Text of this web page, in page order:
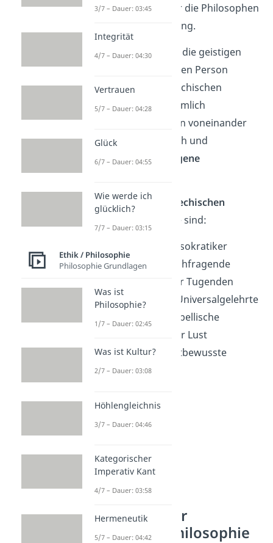
Lebensweise, waren für die Philosophen
der Antike von Bedeutung.
Dabei ist es unmöglich, die geistigen
Erfolge nur einer einzigen Person
zuzuschreiben. Die griechischen
Philosophenbauten
nämlich
aufeinander auf
, lernten voneinander
oder widersprachen sich und
entwickelten wieder
eigene
Denkansätze
bedeutendsten griechischen
der Antike sind:
Die Gruppe der Vorsokratiker
Sokrates— der Nachfragende
— Lehrer der Tugenden
Aristoteles— Der Universalgelehrte
Diogenes — Der Rebellische
Epikur — Freund der Lust
Zenon — Der Pflichtbewusste
Entwicklung der
griechischen Philosophie
3/7 – Dauer: 03:45
Integrität
4/7 – Dauer: 04:30
Vertrauen
5/7 – Dauer: 04:28
Glück
6/7 – Dauer: 04:55
Wie werde ich
glücklich?
7/7 – Dauer: 03:15
Ethik / Philosophie
Philosophie Grundlagen
Was ist
Philosophie?
1/7 – Dauer: 02:45
Was ist Kultur?
2/7 – Dauer: 03:08
Höhlengleichnis
3/7 – Dauer: 04:46
Kategorischer
Imperativ Kant
4/7 – Dauer: 03:58
Hermeneutik
5/7 – Dauer: 04:42